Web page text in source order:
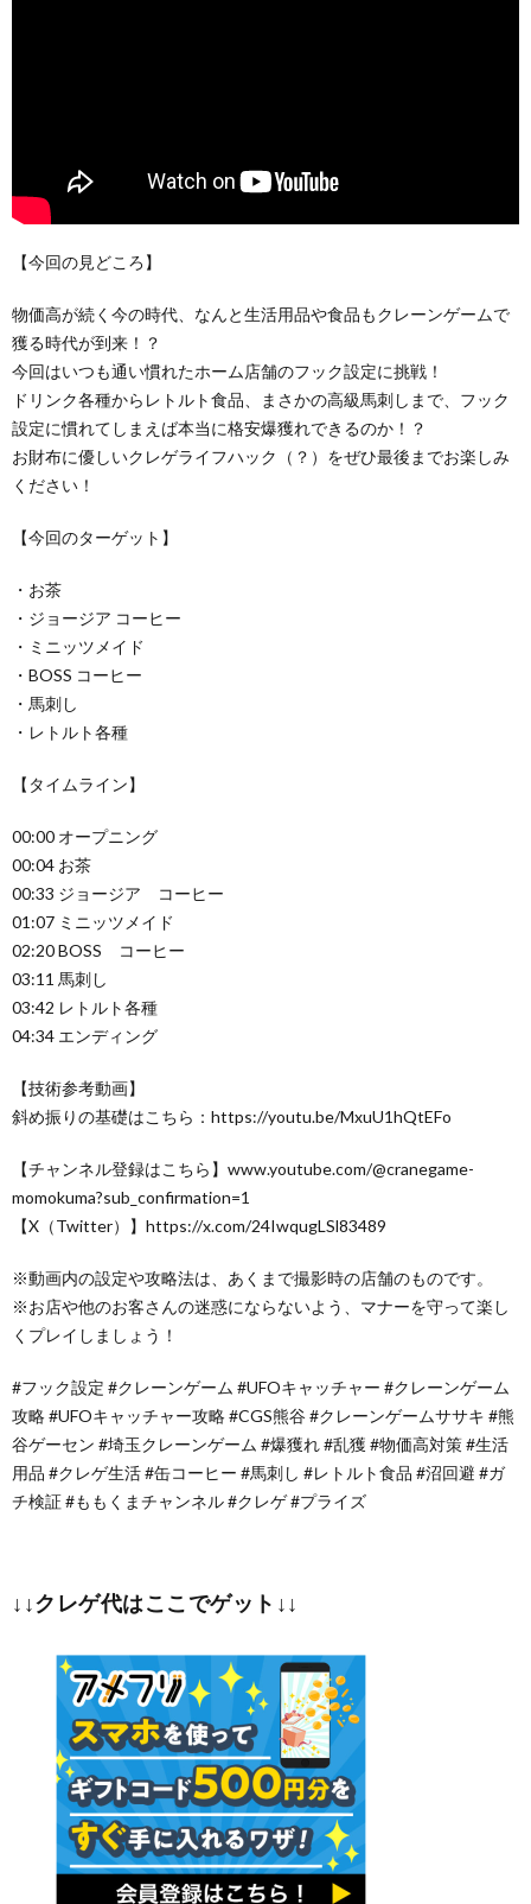
【今回の見どころ】
物価高が続く今の時代、なんと生活用品や食品もクレーンゲームで
獲る時代が到来！？
今回はいつも通い慣れたホーム店舗のフック設定に挑戦！
ドリンク各種からレトルト食品、まさかの高級馬刺しまで、フック
設定に慣れてしまえば本当に格安爆獲れできるのか！？
お財布に優しいクレゲライフハック（？）をぜひ最後までお楽しみ
ください！
【今回のターゲット】
・お茶
・ジョージア コーヒー
・ミニッツメイド
・BOSS コーヒー
・馬刺し
・レトルト各種
【タイムライン】
00:00 オープニング
00:04 お茶
00:33 ジョージア コーヒー
01:07 ミニッツメイド
02:20 BOSS コーヒー
03:11 馬刺し
03:42 レトルト各種
04:34 エンディング
【技術参考動画】
斜め振りの基礎はこちら：https://youtu.be/MxuU1hQtEFo
【チャンネル登録はこちら】www.youtube.com/@cranegame-
momokuma?sub_confirmation=1
【X（Twitter）】https://x.com/24IwqugLSl83489
※動画内の設定や攻略法は、あくまで撮影時の店舗のものです。
※お店や他のお客さんの迷惑にならないよう、マナーを守って楽し
くプレイしましょう！
#フック設定 #クレーンゲーム #UFOキャッチャー #クレーンゲーム
攻略 #UFOキャッチャー攻略 #CGS熊谷 #クレーンゲームササキ #熊
谷ゲーセン #埼玉クレーンゲーム #爆獲れ #乱獲 #物価高対策 #生活
用品 #クレゲ生活 #缶コーヒー #馬刺し #レトルト食品 #沼回避 #ガ
チ検証 #ももくまチャンネル #クレゲ #プライズ
↓↓クレゲ代はここでゲット↓↓